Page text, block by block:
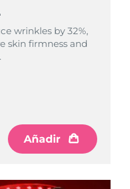
wrinkles by 32%,
skin firmness and
Añadir